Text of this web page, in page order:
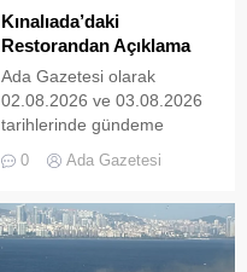
Kınalıada’daki
Restorandan Açıklama
Ada Gazetesi olarak
02.08.2026 ve 03.08.2026
tarihlerinde gündeme
getirdiğimiz “Kınalıada’da
Ruhsatsız Alkol Satan
Mühürlendi” ve “Kınalıada
Mührü Kırılan Restoran
0 Ada Gazetesi